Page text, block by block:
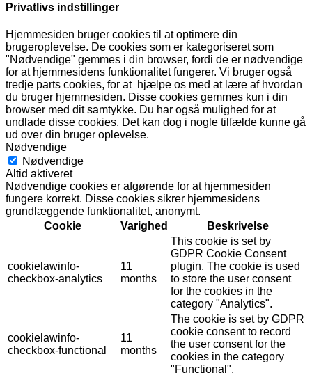
Privatlivs indstillinger
Hjemmesiden bruger cookies til at optimere din
brugeroplevelse. De cookies som er kategoriseret som
"Nødvendige" gemmes i din browser, fordi de er nødvendige
for at hjemmesidens funktionalitet fungerer. Vi bruger også
tredje parts cookies, for at hjælpe os med at lære af hvordan
du bruger hjemmesiden. Disse cookies gemmes kun i din
browser med dit samtykke. Du har også mulighed for at
undlade disse cookies. Det kan dog i nogle tilfælde kunne gå
ud over din bruger oplevelse.
Nødvendige
Nødvendige
Altid aktiveret
Nødvendige cookies er afgørende for at hjemmesiden
fungere korrekt. Disse cookies sikrer hjemmesidens
grundlæggende funktionalitet, anonymt.
Cookie
Varighed Beskrivelse
cookielawinfo-
checkbox-analytics
11
months
This cookie is set by
GDPR Cookie Consent
plugin. The cookie is used
to store the user consent
for the cookies in the
category "Analytics".
cookielawinfo-
checkbox-functional
11
months
The cookie is set by GDPR
cookie consent to record
the user consent for the
cookies in the category
"Functional".